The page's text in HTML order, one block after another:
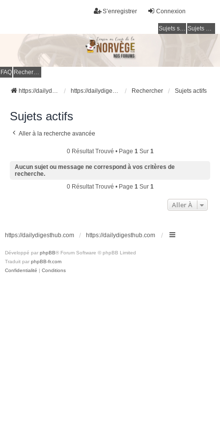
Connexion
S’enregistrer
Sujets sans réponse Sujets actifs
FAQ Rechercher
https://dailydigesthub.com https://dailydigesthub.com Rechercher Sujets actifs
Sujets actifs
Aller à la recherche avancée
0 Résultat Trouvé • Page 1Sur 1
Aucun sujet ou message ne correspond à vos critères de
recherche.
0 Résultat Trouvé • Page 1Sur 1
Aller À
https://dailydigesthub.com https://dailydigesthub.com
Développé par phpBB® Forum Software © phpBB Limited
Traduit par phpBB-fr.com
Confidentialité | Conditions